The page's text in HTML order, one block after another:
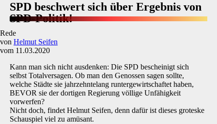
SPD beschwert sich über Ergebnis von
SPD-Politik!
Rede
von Helmut Seifen
vom 11.03.2020
Kann man sich nicht ausdenken: Die SPD bescheinigt sich
selbst Totalversagen. Ob man den Genossen sagen sollte,
welche Städte sie jahrzehntelang runtergewirtschaftet haben,
BEVOR sie der dortigen Regierung völlige Unfähigkeit
vorwerfen?
Nicht doch, findet Helmut Seifen, denn dafür ist dieses groteske
Schauspiel viel zu amüsant.